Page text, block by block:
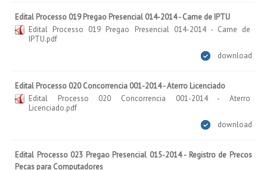
Edital Processo 019 Pregao Presencial 014-2014 - Carne de IPTU
Edital Processo 019 Pregao Presencial 014-2014 - Carne de
IPTU.pdf
download
Edital Processo 020 Concorrencia 001-2014 - Aterro Licenciado
Edital Processo 020 Concorrencia 001-2014 - Aterro
Licenciado.pdf
download
Edital Processo 023 Pregao Presencial 015-2014 - Registro de Precos
Pecas para Computadores